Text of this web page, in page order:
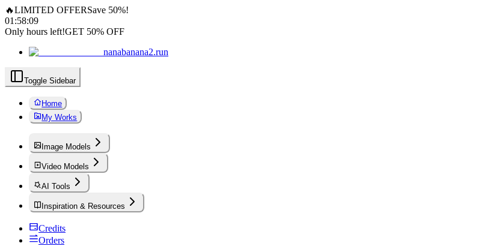
🔥LIMITED OFFERSave 50%!
01 :58:08
Only hours left!GET 50% OFF
nanabanana2.run
Toggle Sidebar
Home
My Works
Image Models
Video Models
AI Tools
Inspiration & Resources
Credits
Orders